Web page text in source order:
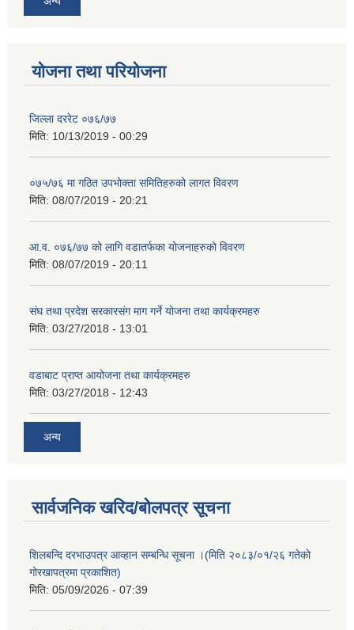
योजना तथा परियोजना
जिल्ला दररेट ०७६/७७
मिति: 10/13/2019 - 00:29
०७५/७६ मा गठित उपभोक्ता समितिहरुको लागत विवरण
मिति: 08/07/2019 - 20:21
आ.व. ०७६/७७ को लागि वडातर्फका योजनाहरुको विवरण
मिति: 08/07/2019 - 20:11
संघ तथा प्रदेश सरकारसंग माग गर्ने योजना तथा कार्यक्रमहरु
मिति: 03/27/2018 - 13:01
वडाबाट प्राप्त आयोजना तथा कार्यक्रमहरु
मिति: 03/27/2018 - 12:43
अन्य
सार्वजनिक खरिद/बोलपत्र सूचना
शिलबन्दि दरभाउपत्र आव्हान सम्बन्धि सूचना ।(मिति २०८३/०१/२६ गतेको
गोरखापत्रमा प्रकाशित)
मिति: 05/09/2026 - 07:39